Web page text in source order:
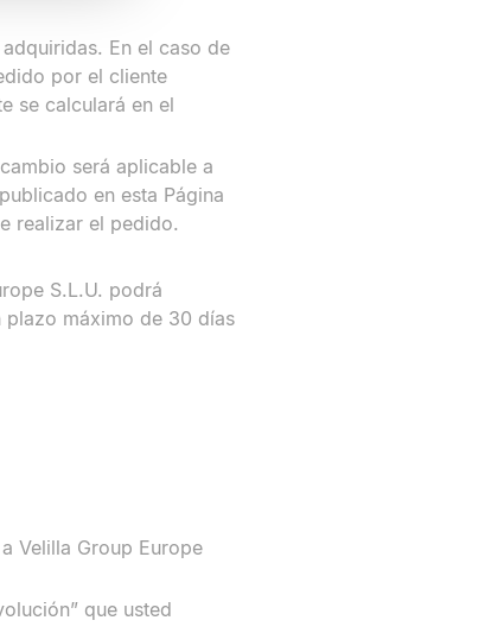
En el caso de
por el cliente
se calculará en el
será aplicable a
en esta Página
realizar el pedido.
S.L.U. podrá
plazo máximo de 30 días
Velilla Group Europe
que usted